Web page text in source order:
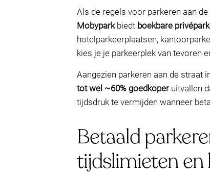
Als de regels voor parkeren aan
Mobyparkbiedt boekbare
hotelparkeerplaatsen,
kies je je parkeerplek van tevoren
Aangezien parkeren aan de straat
tot wel ~60% goedkoperuitvallen
tijdsdruk te vermijden wanneer
Betaald
tijdslimieten en